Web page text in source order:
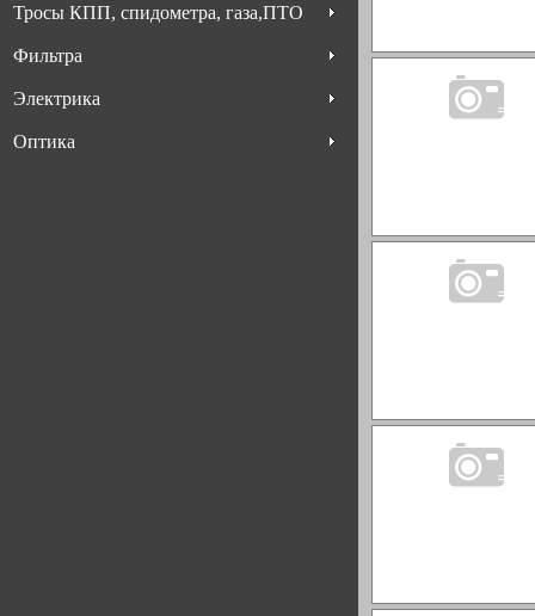
Тросы КПП, спидометра, газа,ПТО
Фильтра
Электрика
Оптика